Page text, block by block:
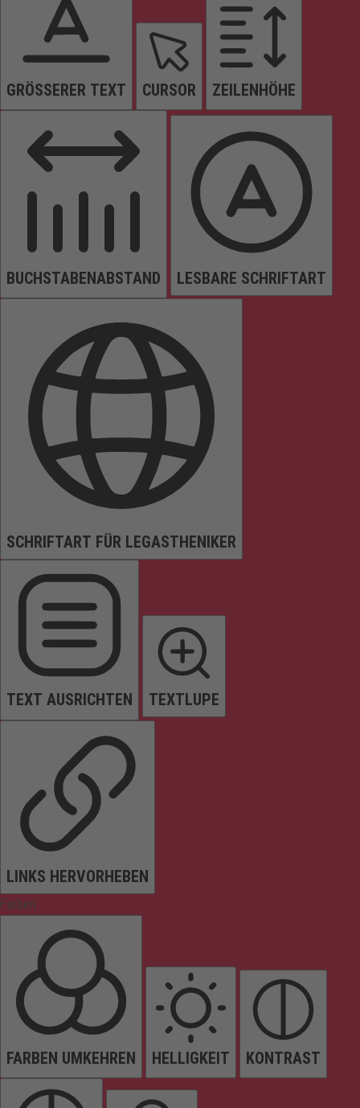
GRÖSSERER TEXT CURSOR ZEILENHÖHE
BUCHSTABENABSTAND LESBARE SCHRIFTART
SCHRIFTART FÜR LEGASTHENIKER
TEXT AUSRICHTEN TEXTLUPE
LINKS HERVORHEBEN
Farben
FARBEN UMKEHREN HELLIGKEIT KONTRAST